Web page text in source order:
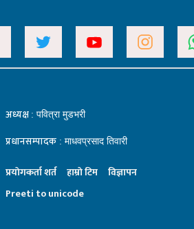
अध्यक्ष : पवित्रा मुडभरी
प्रधानसम्पादक : माधवप्रसाद तिवारी
प्रयाेगकर्ता शर्त हाम्राे टिम
विज्ञापन
Preeti to unicode